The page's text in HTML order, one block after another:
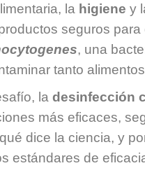
la higiene y
seguros
, una
tanto
la desinfección
más eficaces,
dice la ciencia, y
estándares de